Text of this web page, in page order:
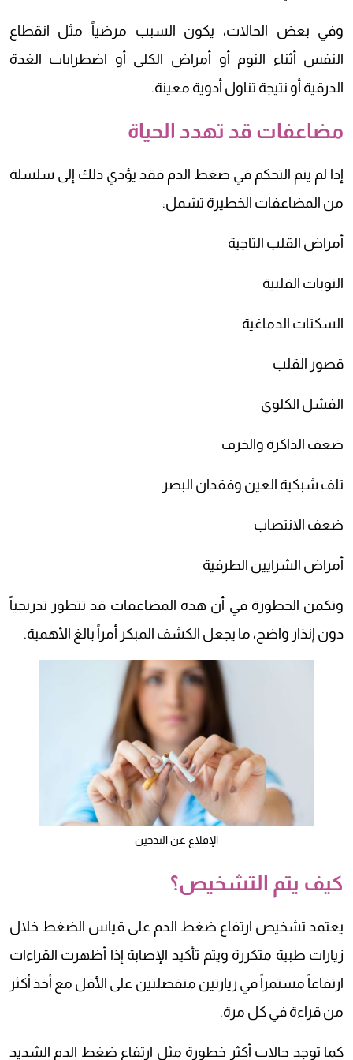
وفي بعض الحالات، يكون السبب مرضياً مثل انقطاع
النفس أثناء النوم أو أمراض الكلى أو اضطرابات الغدة
الدرقية أو نتيجة تناول أدوية معينة.
مضاعفات قد تهدد الحياة
إذا لم يتم التحكم في ضغط الدم فقد يؤدي ذلك إلى سلسلة
من المضاعفات الخطيرة تشمل:
أمراض القلب التاجية
النوبات القلبية
السكتات الدماغية
قصور القلب
الفشل الكلوي
ضعف الذاكرة والخرف
تلف شبكية العين وفقدان البصر
ضعف الانتصاب
أمراض الشرايين الطرفية
وتكمن الخطورة في أن هذه المضاعفات قد تتطور تدريجياً
دون إنذار واضح، ما يجعل الكشف المبكر أمراً بالغ الأهمية.
الإقلاع عن التدخين
كيف يتم التشخيص؟
يعتمد تشخيص ارتفاع ضغط الدم على قياس الضغط خلال
زيارات طبية متكررة ويتم تأكيد الإصابة إذا أظهرت القراءات
ارتفاعاً مستمراً في زيارتين منفصلتين على الأقل مع أخذ أكثر
من قراءة في كل مرة.
كما توجد حالات أكثر خطورة مثل ارتفاع ضغط الدم الشديد